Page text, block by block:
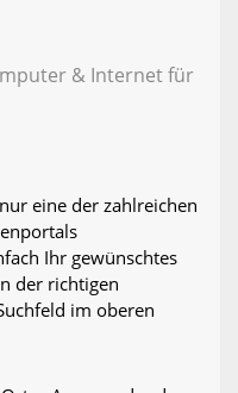
& Internet für
eine der zahlreichen
Ihr gewünschtes
der richtigen
im oberen